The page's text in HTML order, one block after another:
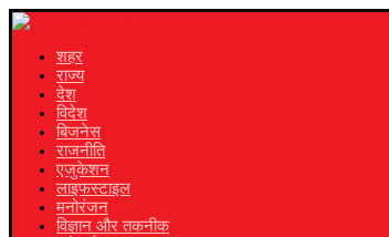
शहर
राज्य
देश
विदेश
बिजनेस
राजनीति
एजुकेशन
लाइफस्टाइल
मनोरंजन
विज्ञान और तकनीक